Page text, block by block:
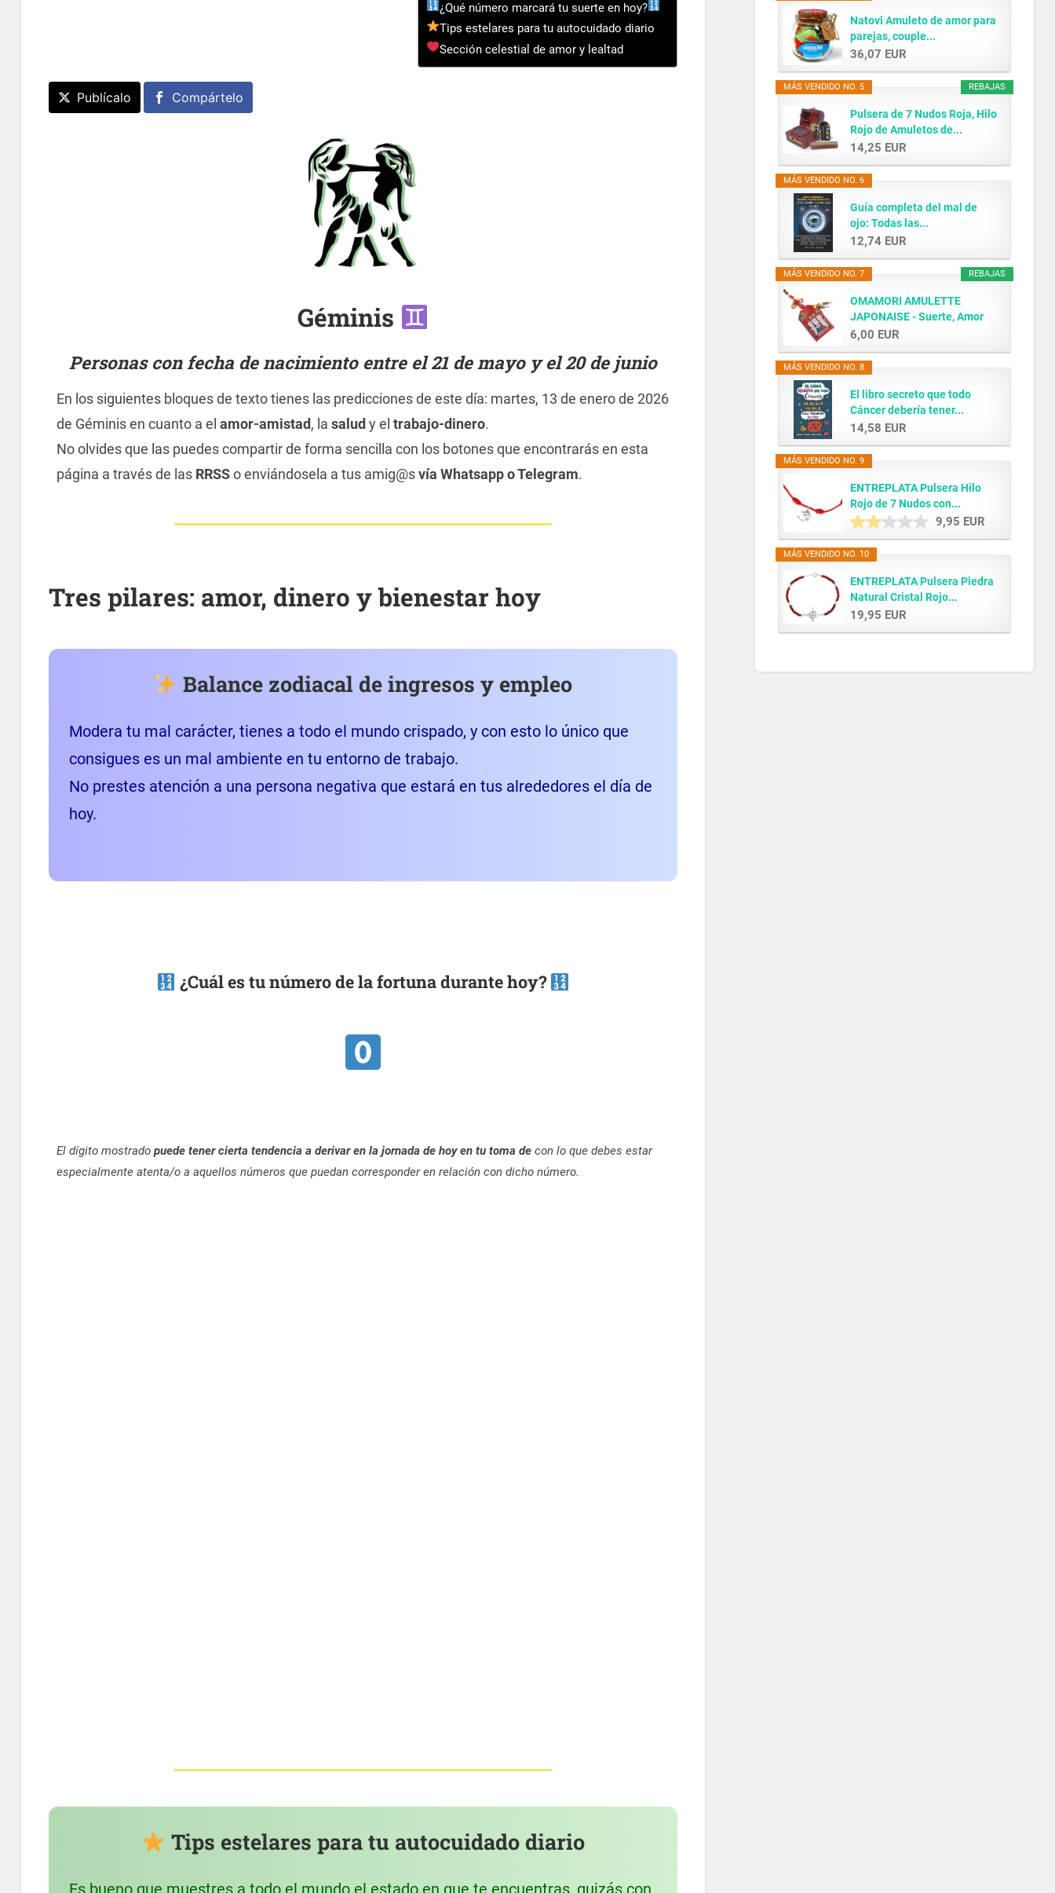
¿Qué número marcará tu suerte en hoy?
Tips estelares para tu autocuidado diario
Sección celestial de amor y lealtad
Publícalo Compártelo
Géminis
Personas con fecha de nacimiento entre el 21 de mayo y el 20 de junio
En los siguientes bloques de texto tienes las predicciones de este día: martes, 13 de enero de 2026
de Géminis en cuanto a el amor-amistad, la salud y el trabajo-dinero.
No olvides que las puedes compartir de forma sencilla con los botones que encontrarás en esta
página a través de las RRSSo enviándosela a tus amig@svía Whatsapp o Telegram.
Tres pilares: amor, dinero y bienestar hoy
Balance zodiacal de ingresos y empleo
Modera tu mal carácter, tienes a todo el mundo crispado, y con esto lo único que
consigues es un mal ambiente en tu entorno de trabajo.
No prestes atención a una persona negativa que estará en tus alrededores el día de
hoy.
¿Cuál es tu número de la fortuna durante hoy?
El dígito mostrado puede tener cierta tendencia a derivar en la jornada de hoy en tu toma decon lo que debes estar
especialmente atenta/o a aquellos números que puedan corresponder en relación con dicho número.
Tips estelares para tu autocuidado diario
Natovi Amuleto de amor para
parejas, couple...
36,07 EUR
REBAJAS
MÁS VENDIDO NO. 5
Pulsera de 7 Nudos Roja, Hilo
Rojo de Amuletos de...
14,25 EUR
MÁS VENDIDO NO. 6
Guía completa del mal de
ojo: Todas las...
12,74 EUR
REBAJAS
MÁS VENDIDO NO. 7
OMAMORI AMULETTE
JAPONAISE - Suerte, Amor
y...
6,00 EUR
MÁS VENDIDO NO. 8
El libro secreto que todo
Cáncer debería tener...
14,58 EUR
MÁS VENDIDO NO. 9
ENTREPLATA Pulsera Hilo
Rojo de 7 Nudos con...
9,95 EUR
MÁS VENDIDO NO. 10
ENTREPLATA Pulsera Piedra
Natural Cristal Rojo...
19,95 EUR